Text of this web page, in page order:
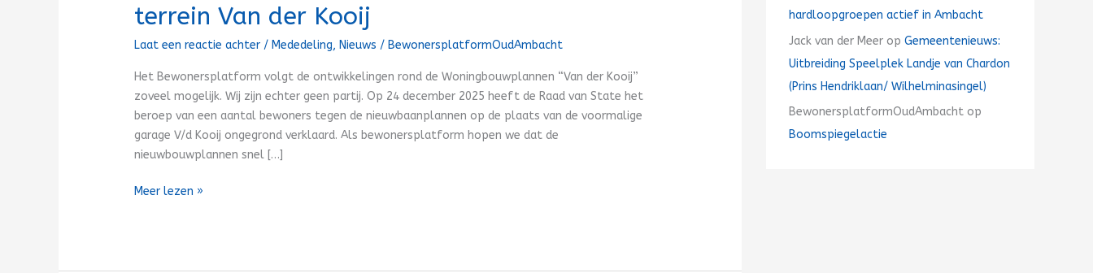
terrein Van der Kooij
Laat een reactie achter / Mededeling, Nieuws / BewonersplatformOudAmbacht
Het Bewonersplatform volgt de ontwikkelingen rond de Woningbouwplannen “Van der Kooij”
zoveel mogelijk. Wij zijn echter geen partij. Op 24 december 2025 heeft de Raad van State het
beroep van een aantal bewoners tegen de nieuwbaanplannen op de plaats van de voormalige
garage V/d Kooij ongegrond verklaard. Als bewonersplatform hopen we dat de
nieuwbouwplannen snel […]
Meer lezen »
hardloopgroepen actief in Ambacht
Jack van der Meer op Gemeentenieuws:
Uitbreiding Speelplek Landje van Chardon
(Prins Hendriklaan/ Wilhelminasingel)
BewonersplatformOudAmbacht op
Boomspiegelactie